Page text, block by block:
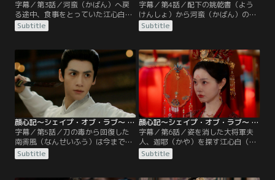
字幕／第3話／河蛮（かばん）へ戻
る途中、食事をとっていた江心白
（こうしんはく）と顔南星（がんな
んせい）は、店内で客が顔南星の噂
に憤った江心白は客たちを打ちのめ
し退散させる。河蛮へ戻って李
（り）副将に出くわした2人は、南
霽風（なんせいふう）の屋敷に行く
ことに。
Subtitle
字幕／第4話／配下の姚乾書（よう
けんしょ）から河蛮（かばん）の元
締めである大家、屠門（ともん）、
公冶（こうや）、万俟（ぼくき）の
く）は南霽風（なんせいふう）と3
つの家のつながりを調べさせる。そ
して南霽風の書斎に忍び込んで罪の
証しをつかもうと顔南星（がんなん
せい）に協力を頼む。
Subtitle
顔心記～シェイプ・オブ・ラブ～ 第05話／字幕
字幕／第5話／刀の毒から回復した
南霽風（なんせいふう）は今までの
3人の大家との暗闘について語り、
江心白（こうしんはく）に説得され
Subtitle
顔心記～シェイプ・オブ・ラブ～ 第06話／字幕
字幕／第6話／姿を消した大将軍夫
人、迦耶（かや）を探す江心白（こ
うしんはく）と顔南星（がんなんせ
い）。2人が見つけた時、迦耶は謎
Subtitle